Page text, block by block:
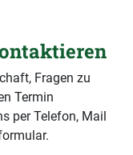
Fragen zu
Termin
per Telefon, Mail